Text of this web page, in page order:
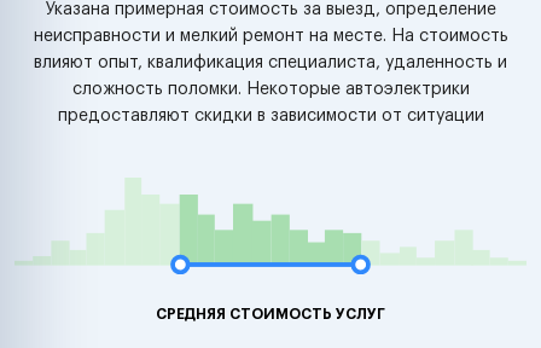
Указана примерная стоимость за выезд, определение
неисправности и мелкий ремонт на месте. На стоимость
влияют опыт, квалификация специалиста, удаленность и
сложность поломки. Некоторые автоэлектрики
предоставляют скидки в зависимости от ситуации
СРЕДНЯЯ СТОИМОСТЬ УСЛУГ